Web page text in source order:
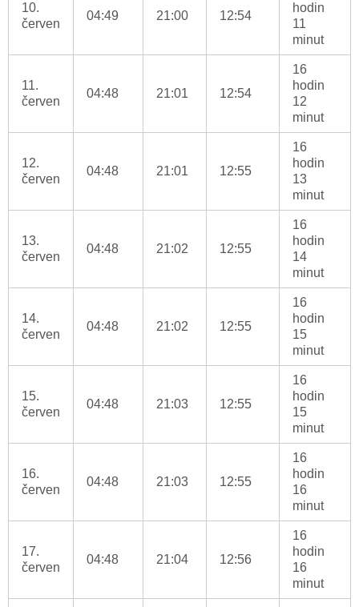
10.
červen
04:49 21:00 12:54
hodin
11
minut
11.
červen
04:48 21:01 12:54
16
hodin
12
minut
12.
červen
04:48 21:01 12:55
16
hodin
13
minut
13.
červen
04:48 21:02 12:55
16
hodin
14
minut
14.
červen
04:48 21:02 12:55
16
hodin
15
minut
15.
červen
04:48 21:03 12:55
16
hodin
15
minut
16.
červen
04:48 21:03 12:55
16
hodin
16
minut
17.
červen
04:48 21:04 12:56
16
hodin
16
minut